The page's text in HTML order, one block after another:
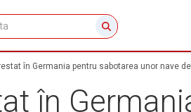
în Germania pentru sabotarea unor nave
în